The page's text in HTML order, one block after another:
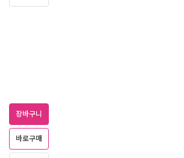
장바구니
바로구매